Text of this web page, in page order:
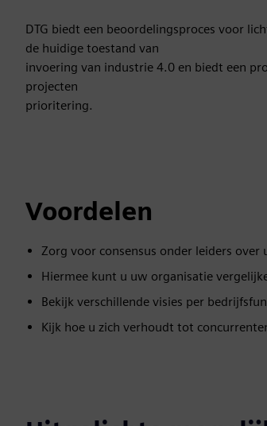
DTG biedt een beoordelingsproces voor
de huidige toestand van
invoering van industrie 4.0 en biedt een
projecten
prioritering.
Voordelen
Zorg voor consensus onder leiders
Hiermee kunt u uw organisatie
Bekijk verschillende visies per
Kijk hoe u zich verhoudt tot